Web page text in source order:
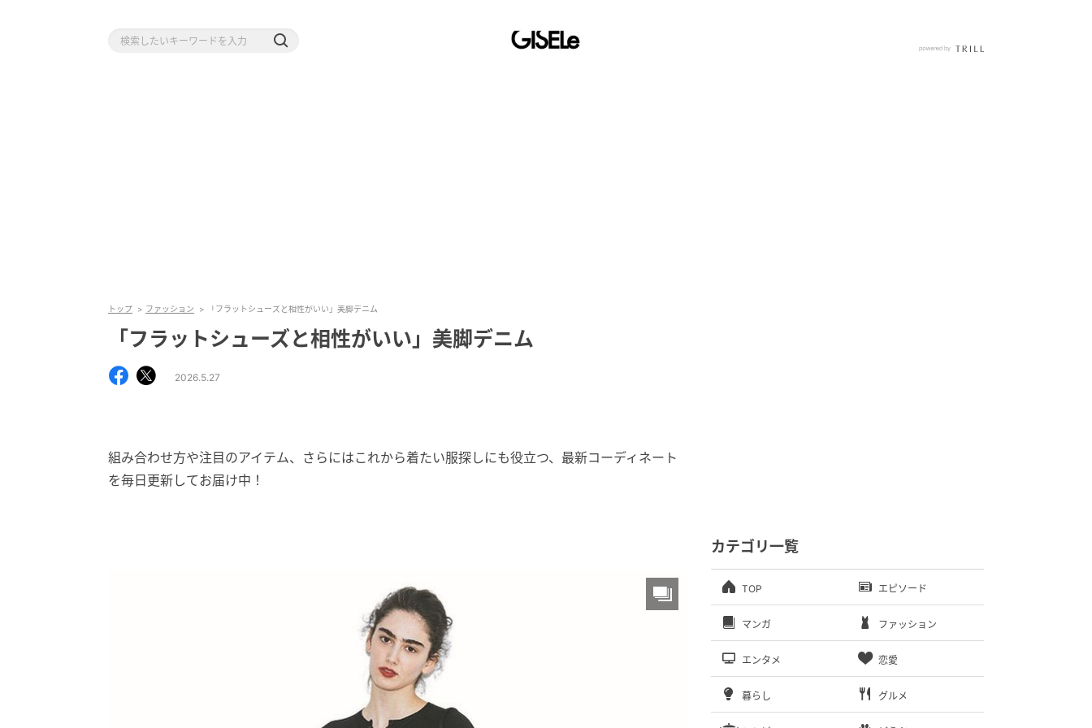
トップ ファッション 「フラットシューズと相性がいい」美脚デニム
「フラットシューズと相性がいい」美脚デニム
2026.5.27
組み合わせ方や注目のアイテム、さらにはこれから着たい服探しにも役立つ、最新コーディネート
を毎日更新してお届け中！
カテゴリ一覧
TOP エピソード
マンガ ファッション
エンタメ 恋愛
暮らし グルメ